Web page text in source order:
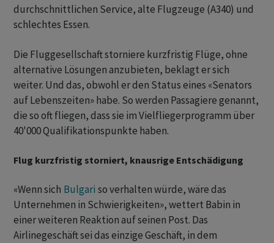
durchschnittlichen Service, alte Flugzeuge (A340) und
schlechtes Essen.
Die Fluggesellschaft storniere kurzfristig Flüge, ohne
alternative Lösungen anzubieten, beklagt er sich
weiter. Und das, obwohl er den Status eines «Senators
auf Lebenszeiten» habe. So werden Passagiere genannt,
die so oft fliegen, dass sie im Vielfliegerprogramm über
40'000 Qualifikationspunkte haben.
Flug kurzfristig storniert, knausrige Entschädigung
«Wenn sich Bulgari so verhalten würde, wäre das
Unternehmen in Schwierigkeiten», wettert Babin in
einer weiteren Reaktion auf seinen Post. Das
Airlinegeschäft sei das einzige Geschäft, in dem